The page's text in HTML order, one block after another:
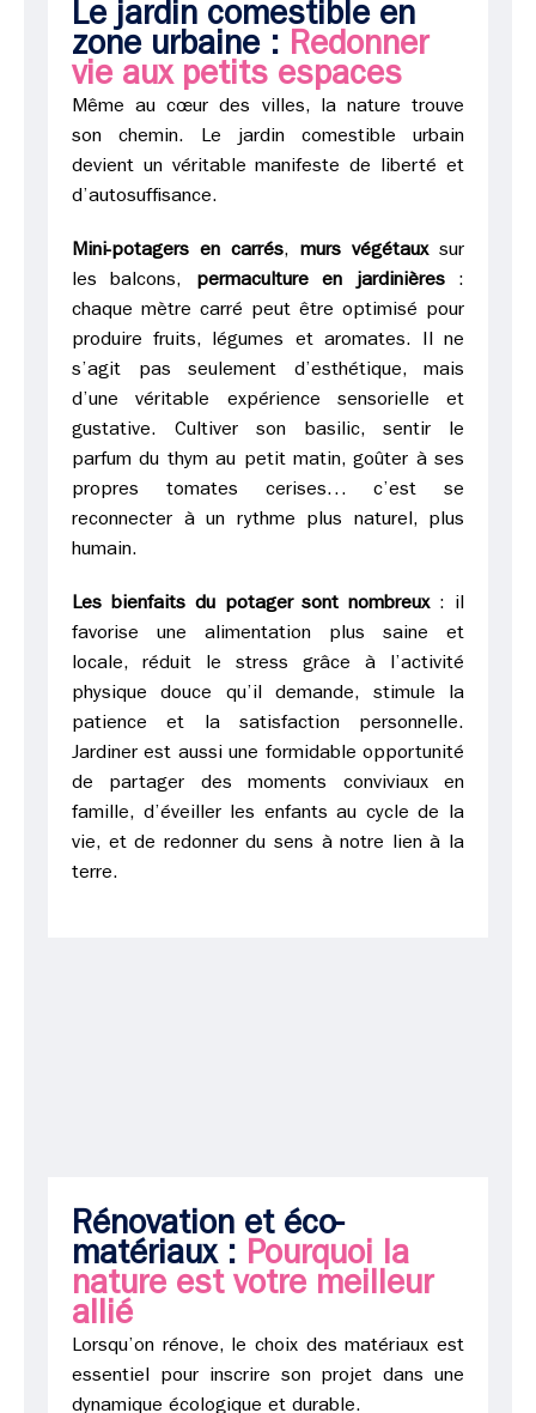
Le jardin comestible en
zone urbaine : Redonner
vie aux petits espaces
Même au cœur des villes, la nature trouve
son chemin. Le jardin comestible urbain
devient un véritable manifeste de liberté et
d’autosuffisance.
Mini-potagers en carrés, murs végétauxsur
les balcons, permaculture en jardinières:
chaque mètre carré peut être optimisé pour
produire fruits, légumes et aromates. Il ne
s’agit pas seulement d’esthétique, mais
d’une véritable expérience sensorielle et
gustative. Cultiver son basilic, sentir le
parfum du thym au petit matin, goûter à ses
propres tomates cerises… c’est se
reconnecter à un rythme plus naturel, plus
humain.
Les bienfaits du potager sont nombreux: il
favorise une alimentation plus saine et
locale, réduit le stress grâce à l’activité
physique douce qu’il demande, stimule la
patience et la satisfaction personnelle.
Jardiner est aussi une formidable opportunité
de partager des moments conviviaux en
famille, d’éveiller les enfants au cycle de la
vie, et de redonner du sens à notre lien à la
terre.
Rénovation et éco-
matériaux : Pourquoi la
nature est votre meilleur
allié
Lorsqu’on rénove, le choix des matériaux est
essentiel pour inscrire son projet dans une
dynamique écologique et durable.